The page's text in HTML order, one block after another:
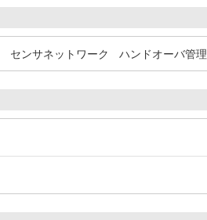
センサネットワーク ハンドオーバ管理